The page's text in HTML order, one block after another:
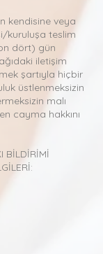
kendisine veya
kuruluşa teslim
dört) gün
iletişim
şartıyla hiçbir
üstlenmeksizin
malı
cayma hakkını
BİLDİRİMİ